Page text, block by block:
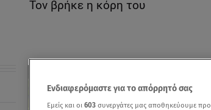
Τον βρήκε η κόρη του
Ενδιαφερόμαστε για το απόρρητό σας
Εμείς και οι 603 συνεργάτες μας αποθηκεύουμε